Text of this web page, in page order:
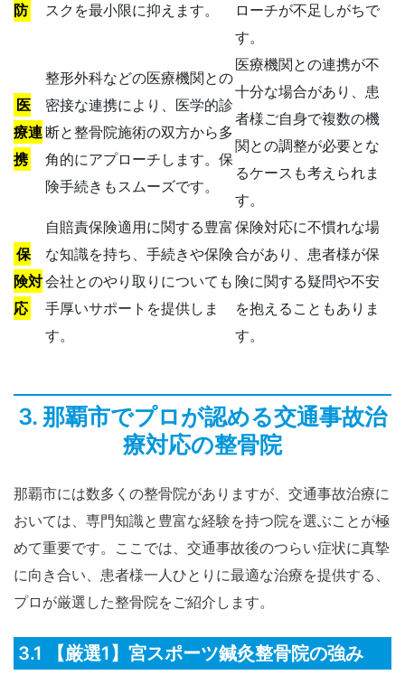
防
スクを最小限に抑えます。
ローチが不足しがちで
す。
医
療連
携
整形外科などの医療機関との
密接な連携により、医学的診
断と整骨院施術の双方から多
角的にアプローチします。保
険手続きもスムーズです。
医療機関との連携が不
十分な場合があり、患
者様ご自身で複数の機
関との調整が必要とな
るケースも考えられま
す。
保
険対
応
自賠責保険適用に関する豊富
な知識を持ち、手続きや保険
会社とのやり取りについても
手厚いサポートを提供しま
す。
保険対応に不慣れな場
合があり、患者様が保
険に関する疑問や不安
を抱えることもありま
す。
3. 那覇市でプロが認める交通事故治
療対応の整骨院
那覇市には数多くの整骨院がありますが、交通事故治療に
おいては、専門知識と豊富な経験を持つ院を選ぶことが極
めて重要です。ここでは、交通事故後のつらい症状に真摯
に向き合い、患者様一人ひとりに最適な治療を提供する、
プロが厳選した整骨院をご紹介します。
3.1 【厳選1】宮スポーツ鍼灸整骨院の強み